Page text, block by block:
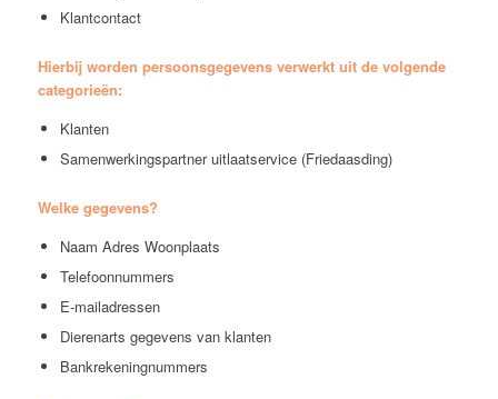
Klantcontact
Hierbij worden persoonsgegevens verwerkt uit de volgende
categorieën:
Klanten
Samenwerkingspartner uitlaatservice (Friedaasding)
Welke gegevens?
Naam Adres Woonplaats
Telefoonnummers
E-mailadressen
Dierenarts gegevens van klanten
Bankrekeningnummers